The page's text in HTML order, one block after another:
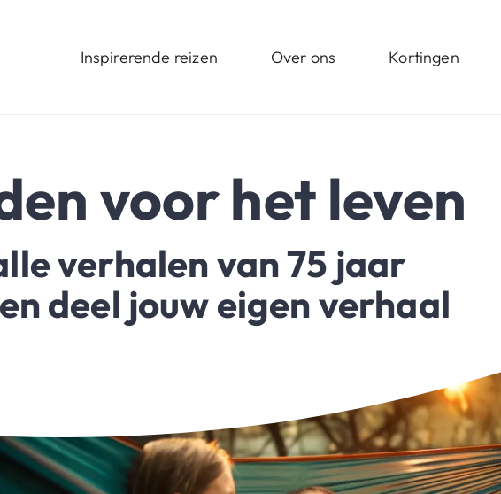
Inspirerende reizen Over ons Kortingen
voor het leven
verhalen van 75 jaar
deel jouw eigen verhaal